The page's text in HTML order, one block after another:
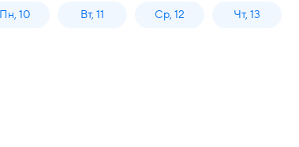
Пн, 10 Вт, 11 Ср, 12 Чт, 13